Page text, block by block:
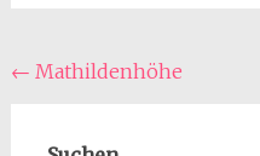
Beitragsnavigation
← Mathildenhöhe